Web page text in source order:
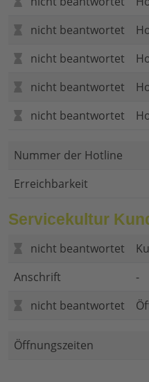
nicht beantwortet
nicht beantwortet
nicht beantwortet
nicht beantwortet
Nummer der Hotline
Erreichbarkeit
Servicekultur
nicht beantwortet
Anschrift
-
nicht beantwortet
Öffnungszeiten